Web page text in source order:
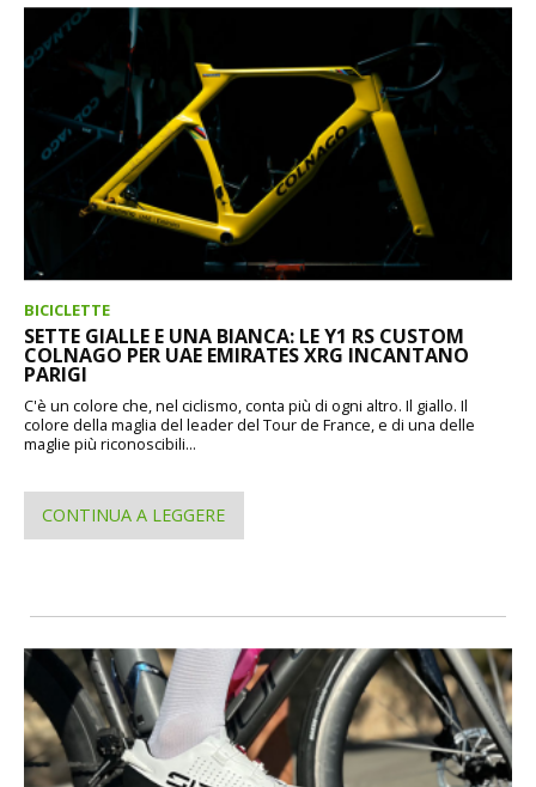
BICICLETTE
SETTE GIALLE E UNA BIANCA: LE Y1 RS CUSTOM
COLNAGO PER UAE EMIRATES XRG INCANTANO
PARIGI
C'è un colore che, nel ciclismo, conta più di ogni altro. Il giallo. Il
colore della maglia del leader del Tour de France, e di una delle
maglie più riconoscibili...
CONTINUA A LEGGERE